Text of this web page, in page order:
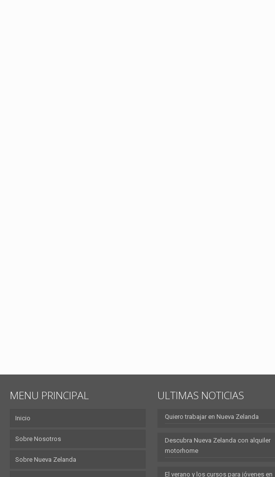
MENU PRINCIPAL
Inicio
Sobre Nosotros
Sobre Nueva Zelanda
ULTIMAS NOTICIAS
Quiero trabajar en Nueva Zelanda
Descubra Nueva Zelanda con alquiler
motorhome
El verano y los cursos para jóvenes en